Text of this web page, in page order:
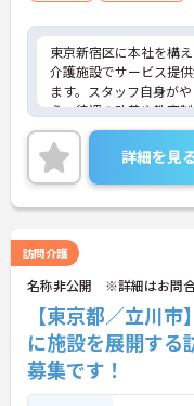
東京新宿区に本社を構
介護施設でサービス提
ます。スタッフ自身が
う、待遇の改善や教育
れています。IT事業本
を導入しており、事務
者様への対応を重視す
研修はもちろん、介護
修、資格取得のための
ご興味を持たれた方は
細などお話しいたしま
下さい。
詳細を見
訪問介護
名称非公開 ※詳細はお問
【東京都／立川
に施設を展開する
募集です！